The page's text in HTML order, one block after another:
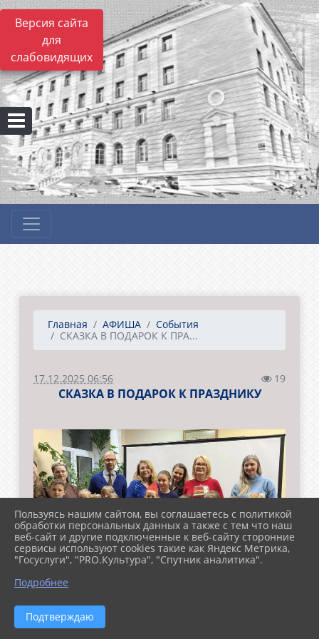
Версия сайта
для
слабовидящих
Главная АФИША
События
СКАЗКА В ПОДАРОК К ПРА...
17.12.2025 06:56 19
СКАЗКА В ПОДАРОК К ПРАЗДНИКУ
Пользуясь нашим сайтом, вы соглашаетесь с политикой
обработки персональных данных а также с тем что наш
веб-сайт и другие подключенные к веб-сайту сторонние
сервисы используют cookies такие как Яндекс Метрика,
"Госуслуги", "PRO.Культура", "Спутник аналитика".
Подробнее
Подтверждаю